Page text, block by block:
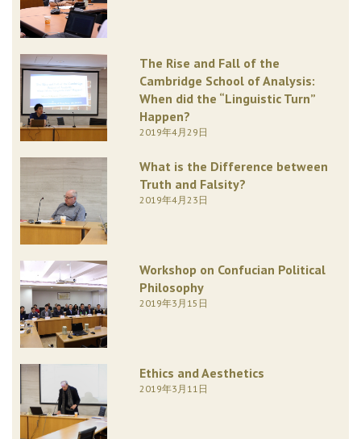
The Rise and Fall of the
Cambridge School of Analysis:
When did the “Linguistic Turn”
Happen?
2019年4月29日
What is the Difference between
Truth and Falsity?
2019年4月23日
Workshop on Confucian Political
Philosophy
2019年3月15日
Ethics and Aesthetics
2019年3月11日